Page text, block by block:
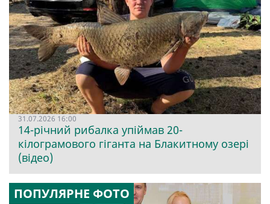
31.07.2026 16:00
14-річний рибалка упіймав 20-
кілограмового гіганта на Блакитному озері
(відео)
ПОПУЛЯРНЕ ФОТО